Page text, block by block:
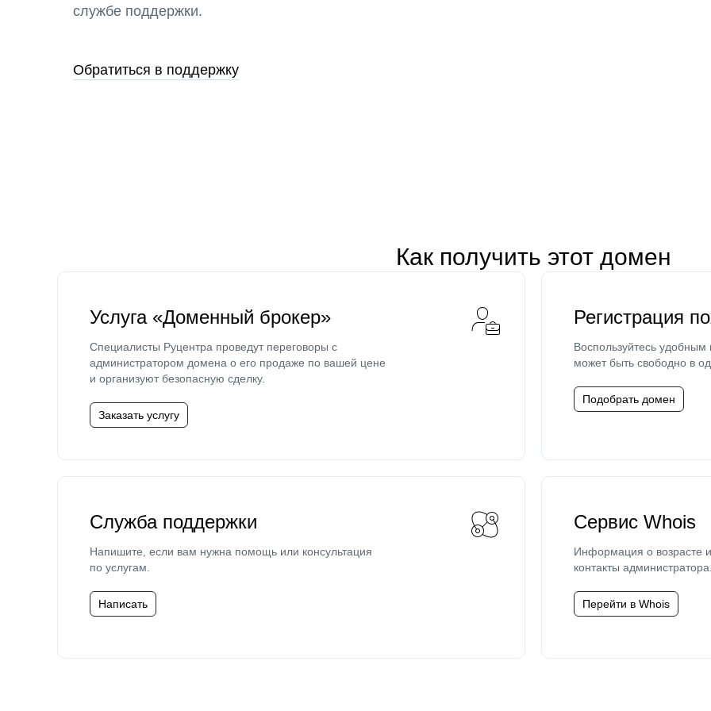
службе поддержки.
Обратиться в поддержку
Как получить этот домен
Услуга «Доменный брокер»
Специалисты Руцентра проведут переговоры с
администратором домена о его продаже по вашей цене
и организуют безопасную сделку.
Заказать услугу
Регистрация
Воспользуйтесь
может быть свободно в
Подобрать домен
Служба поддержки
Напишите, если вам нужна помощь или консультация
по услугам.
Написать
Сервис Whois
Информация о возрасте
контакты
Перейти в Whois